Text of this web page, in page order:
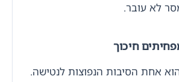
לא עובר.
אחת הסיבות הנפוצות לנטישה.